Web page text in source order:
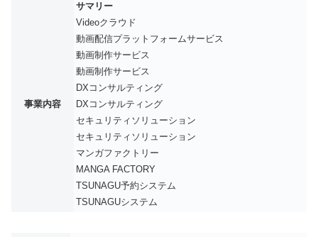
事業内容
サマリー
Videoクラウド
動画配信プラットフォームサービス
動画制作サービス
動画制作サービス
DXコンサルティング
DXコンサルティング
セキュリティソリューション
セキュリティソリューション
マンガファクトリー
MANGA FACTORY
TSUNAGU予約システム
TSUNAGUシステム